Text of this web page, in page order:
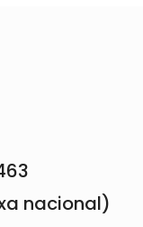
nacional)